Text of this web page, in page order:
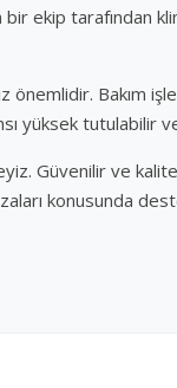
ekip tarafından
önemlidir. Bakım
yüksek tutulabilir
Güvenilir ve
konusunda